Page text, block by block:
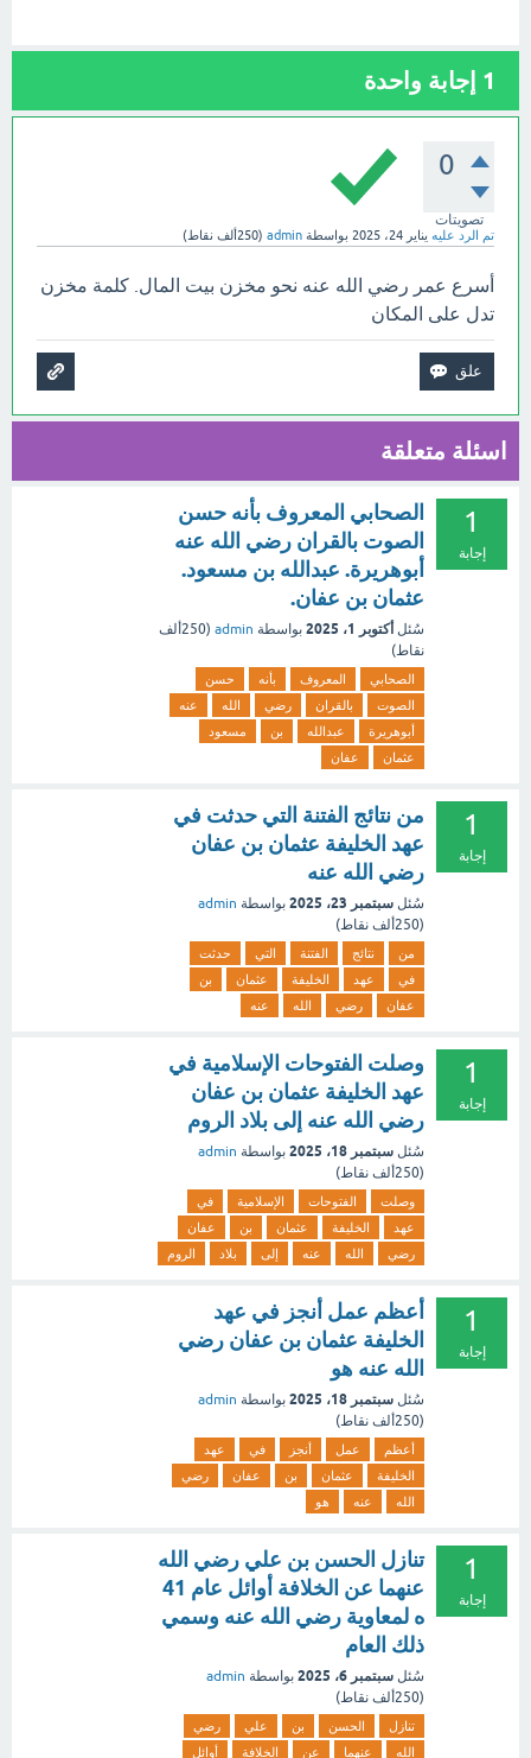
1 إجابة واحدة
0
تصويتات
تم الرد عليه يناير 24، 2025 بواسطة admin
(250ألف نقاط)
أسرع عمر رضي الله عنه نحو مخزن بيت المال. كلمة مخزن
تدل على المكان
اسئلة متعلقة
1
إجابة
الصحابي المعروف بأنه حسن
الصوت بالقران رضي الله عنه
أبوهريرة. عبدالله بن مسعود.
عثمان بن عفان.
سُئل أكتوبر 1، 2025 بواسطة admin
(250ألف
نقاط)
الصحابي المعروف بأنه
حسن
الصوت
بالقران رضي الله
عنه
أبوهريرة
عبدالله بن
مسعود
عثمان
عفان
1
إجابة
من نتائج الفتنة التي حدثت في
عهد الخليفة عثمان بن عفان
رضي الله عنه
سُئل سبتمبر 23، 2025 بواسطة admin
(250ألف نقاط)
من نتائج الفتنة التي
حدثت
في
عهد الخليفة عثمان
بن
عفان
رضي الله عنه
1
إجابة
وصلت الفتوحات الإسلامية في
عهد الخليفة عثمان بن عفان
رضي الله عنه إلى بلاد الروم
سُئل سبتمبر 18، 2025 بواسطة admin
(250ألف نقاط)
وصلت الفتوحات الإسلامية
في
عهد
الخليفة عثمان بن
عفان
رضي
الله عنه إلى بلاد الروم
1
إجابة
أعظم عمل أنجز في عهد
الخليفة عثمان بن عفان رضي
الله عنه هو
سُئل سبتمبر 18، 2025 بواسطة admin
(250ألف نقاط)
أعظم عمل أنجز في
عهد
الخليفة
عثمان بن عفان
رضي
الله
عنه هو
1
إجابة
تنازل الحسن بن علي رضي الله
عنهما عن الخلافة أوائل عام 41
ه لمعاوية رضي الله عنه وسمي
ذلك العام
سُئل سبتمبر 6، 2025 بواسطة admin
(250ألف نقاط)
تنازل الحسن بن علي
رضي
الله
عنهما عن الخلافة أوائل